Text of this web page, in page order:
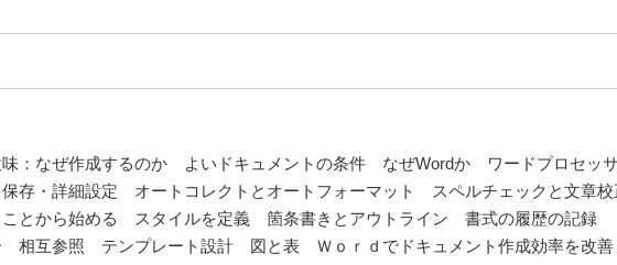
味：なぜ作成するのか よいドキュメントの条件 なぜWordか ワードプロセッ
保存・詳細設定 オートコレクトとオートフォーマット スペルチェックと文
ことから始める スタイルを定義 箇条書きとアウトライン 書式の履歴の記録
相互参照 テンプレート設計 図と表 Ｗｏｒｄでドキュメント作成効率を改善